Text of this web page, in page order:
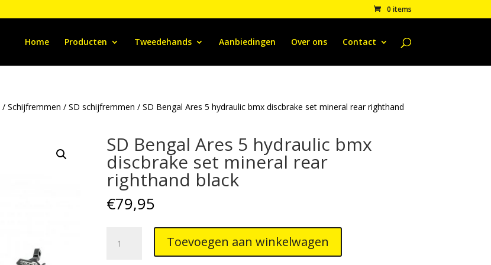
0 items
Home Producten Tweedehands Aanbiedingen Over ons Contact
/Schijfremmen /SD schijfremmen / SD Bengal Ares 5 hydraulic bmx discbrake set mineral rear righthand
SD Bengal Ares 5 hydraulic bmx
discbrake set mineral rear
righthand black
€79,95
Bengal
Toevoegen aan winkelwagen